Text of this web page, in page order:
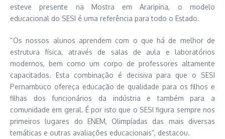
esteve presente na Mostra em Araripina, o modelo
educacional do SESI é uma referência para todo o Estado.
“Os nossos alunos aprendem com o que há de melhor de
estrutura física, através de salas de aula e laboratórios
modernos, bem como um corpo de professores altamente
capacitados. Esta combinação é decisiva para que o SESI
Pernambuco ofereça educação de qualidade para os filhos e
filhas dos funcionários da indústria e também para a
comunidade em geral. É por isto que o SESI figura sempre nos
primeiros lugares do ENEM, Olimpíadas das mais diversas
temáticas e outras avaliações educacionais”, destacou.